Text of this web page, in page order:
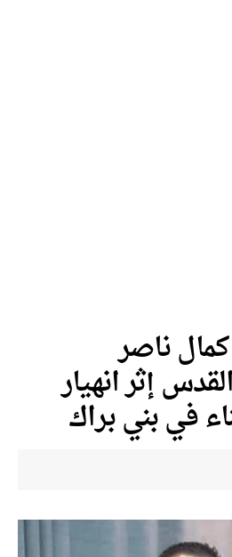
ناصر
إثر انهيار
في بني براك